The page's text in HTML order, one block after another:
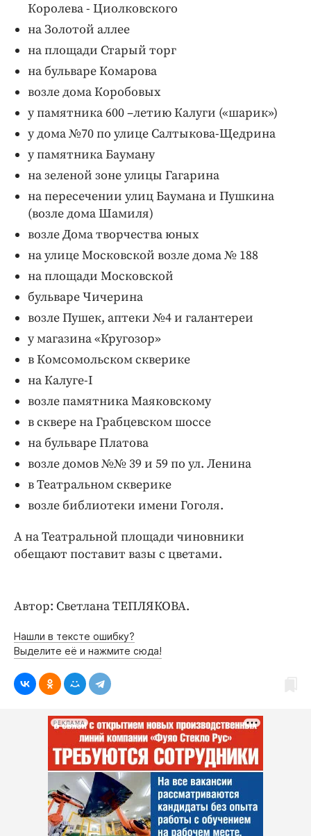
Королева - Циолковского
на Золотой аллее
на площади Старый торг
на бульваре Комарова
возле дома Коробовых
у памятника 600 –летию Калуги («шарик»)
у дома №70 по улице Салтыкова-Щедрина
у памятника Бауману
на зеленой зоне улицы Гагарина
на пересечении улиц Баумана и Пушкина
(возле дома Шамиля)
возле Дома творчества юных
на улице Московской возле дома № 188
на площади Московской
бульваре Чичерина
возле Пушек, аптеки №4 и галантереи
у магазина «Кругозор»
в Комсомольском скверике
на Калуге-I
возле памятника Маяковскому
в сквере на Грабцевском шоссе
на бульваре Платова
возле домов №№ 39 и 59 по ул. Ленина
в Театральном скверике
возле библиотеки имени Гоголя.
А на Театральной площади чиновники
обещают поставит вазы с цветами.
Автор: Светлана ТЕПЛЯКОВА.
Нашли в тексте ошибку?
Выделите её и нажмите сюда!
РЕКЛАМА